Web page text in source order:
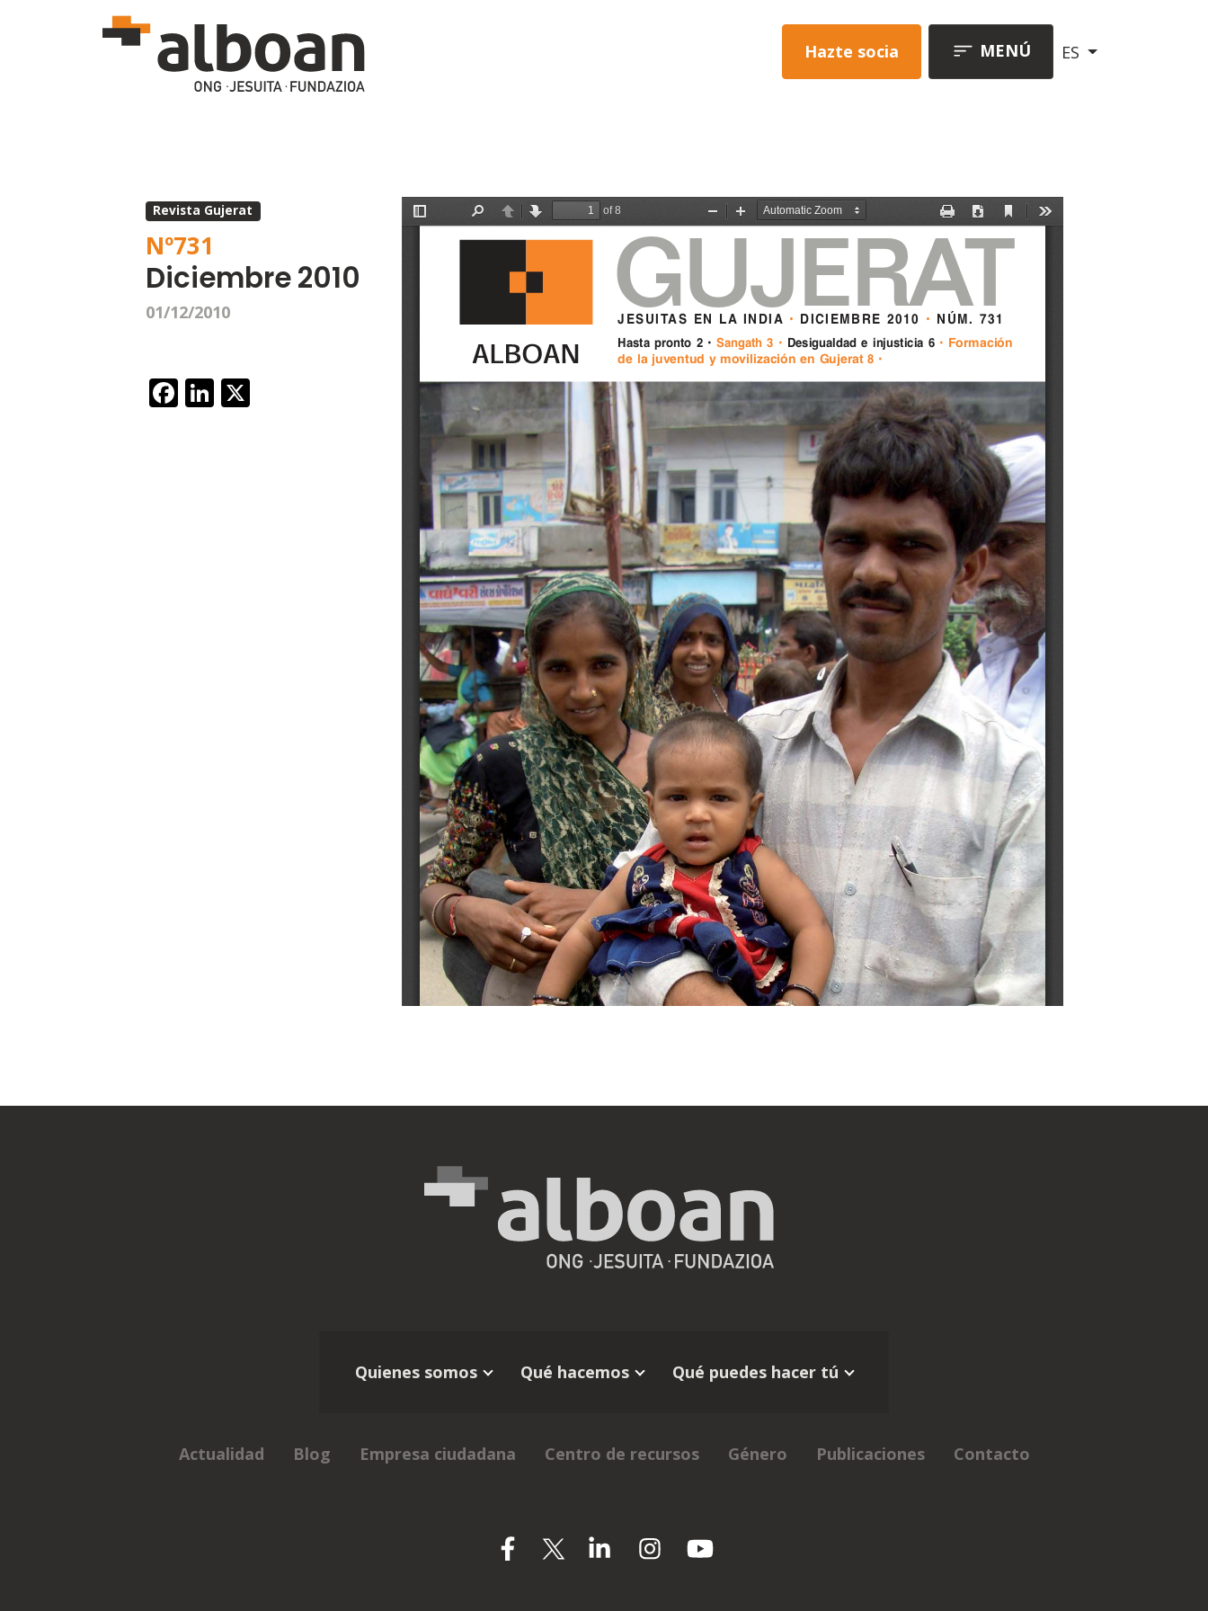
Pasar al contenido principal
Hazte socia
ES
MENÚ
Revista Gujerat
Nº731
Diciembre 2010
01/12/2010
Facebook
LinkedIn
X
Quienes somos Qué hacemos Qué puedes hacer tú
Actualidad Blog Empresa ciudadana Centro de recursos Género Publicaciones Contacto